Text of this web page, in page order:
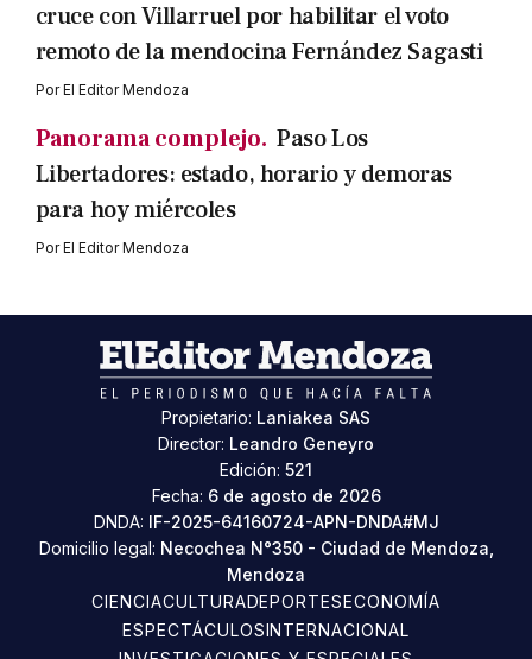
cruce con Villarruel por habilitar el voto
remoto de la mendocina Fernández Sagasti
PorEl Editor Mendoza
Panorama complejo. Paso Los
Libertadores: estado, horario y demoras
para hoy miércoles
PorEl Editor Mendoza
Propietario: Laniakea SAS
Director: Leandro Geneyro
Edición: 521
Fecha: 6 de agosto de 2026
DNDA: IF-2025-64160724-APN-DNDA#MJ
Domicilio legal: Necochea N°350 - Ciudad de Mendoza,
Mendoza
CIENCIACULTURADEPORTESECONOMÍA
ESPECTÁCULOSINTERNACIONAL